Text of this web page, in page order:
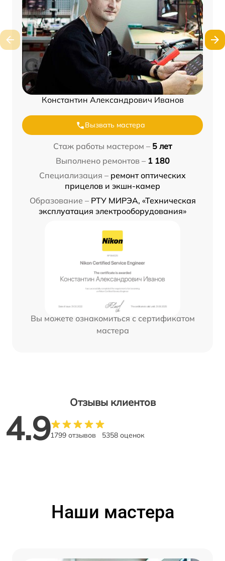
Константин Александрович Иванов
Вызвать мастера
Стаж работы мастером – 5 лет
Выполнено ремонтов – 1 180
Специализация – ремонт оптических
прицелов и экшн-камер
Образование – РТУ МИРЭА, «Техническая
эксплуатация электрооборудования»
Вы можете ознакомиться с сертификатом
мастера
Отзывы клиентов
4.91799 отзывов 5358 оценок
Наши мастера